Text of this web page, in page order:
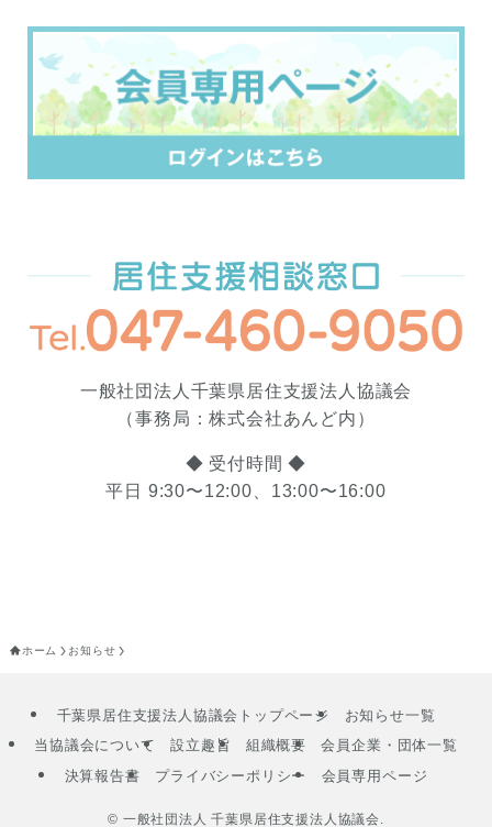
一般社団法人千葉県居住支援法人協議会
（事務局：株式会社あんど内）
◆ 受付時間 ◆
平日 9:30〜12:00、13:00〜16:00
ホーム お知らせ
千葉県居住支援法人協議会トップページ
お知らせ一覧
当協議会について
設立趣旨 組織概要
会員企業・団体一覧
決算報告書
プライバシーポリシー 会員専用ページ
© 一般社団法人 千葉県居住支援法人協議会.